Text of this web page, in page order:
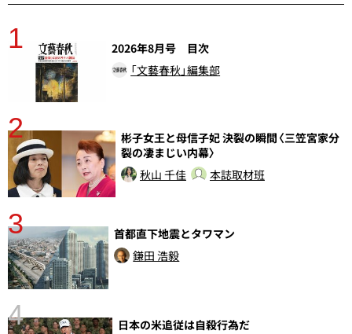
1
2026年8月号 目次
「文藝春秋」編集部
2
彬子女王と母信子妃 決裂の瞬間〈三笠宮家分
裂の凄まじい内幕〉
秋山 千佳
本誌取材班
3
首都直下地震とタワマン
鎌田 浩毅
4
日本の米追従は自殺行為だ